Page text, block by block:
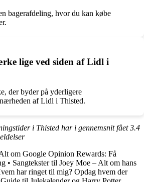
bagerafdeling, hvor du kan købe
lige ved siden af Lidl i
der byder på yderligere
af Lidl i Thisted.
i Thisted har i gennemsnit fået3.4
om Google Opinion Rewards: Få
• Sangtekster til Joey Moe – Alt om hans
har ringet til mig? Opdag hvem der